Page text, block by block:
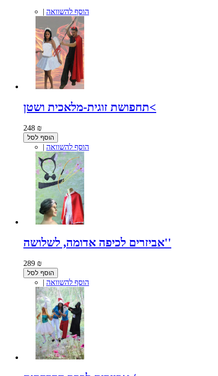
| הוסף להשוואה
תחפושת זוגית-מלאכית ושטן<
248 ₪
הוסף לסל
| הוסף להשוואה
אביזרים לכיפה אדומה, לשלושה''
289 ₪
הוסף לסל
| הוסף להשוואה